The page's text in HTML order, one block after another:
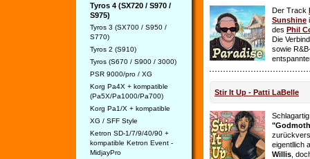
Tyros 4 (SX720 / S970 /
S975)
Tyros 3 (SX700 / S950 /
S770)
Tyros 2 (S910)
Tyros (S670 / S900 / 3000)
PSR 9000/pro / XG
Korg Pa4X + kompatible
(Pa5X/Pa1000/Pa700)
Korg Pa1/X + kompatible
XG / SFF Style
Ketron SD-1/7/9/40/90 +
kompatible Ketron Event -
MidjayPro
Der Track
Sunshine
des Phil
Die
sowie
Stir It Up - Patti LaBelle
eigentllich
Willis ,